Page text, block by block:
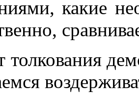
какие
толкования